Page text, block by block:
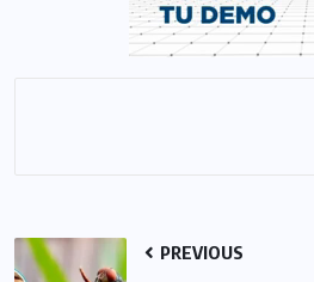
PREVIOUS